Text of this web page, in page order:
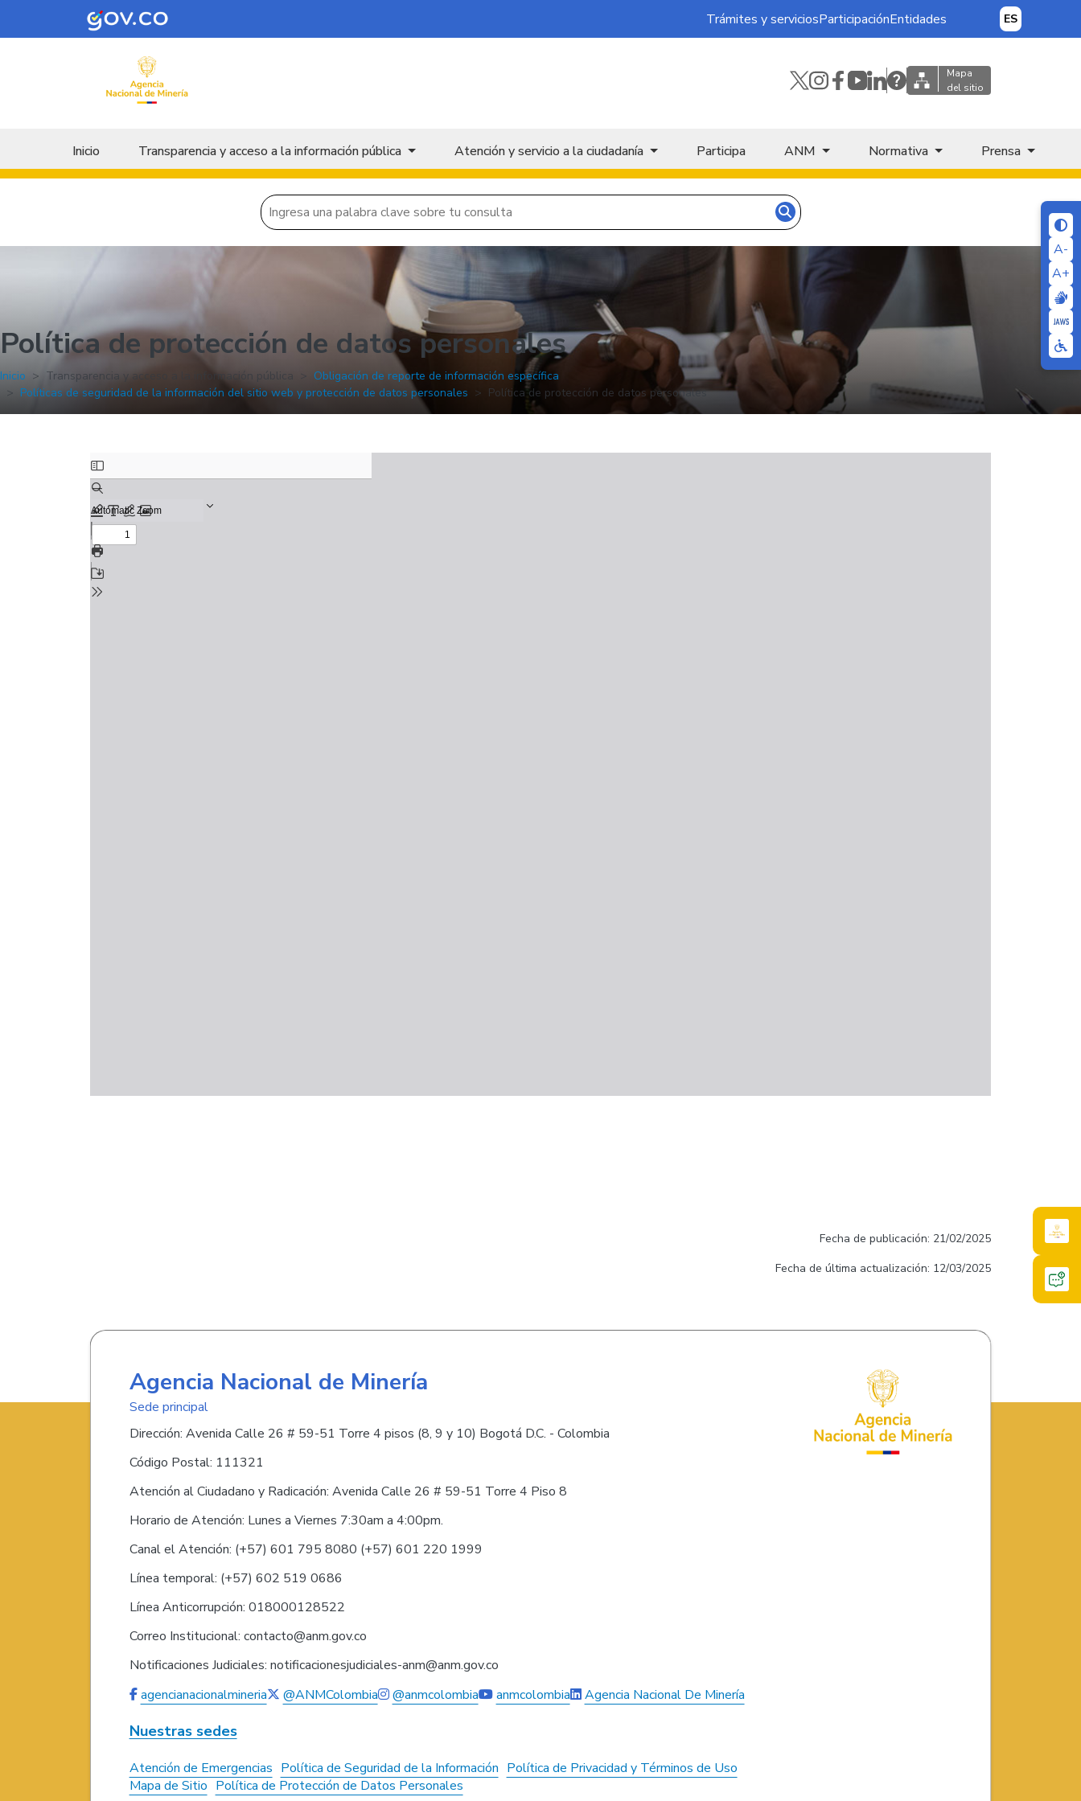
Skip to main content
A-
A+
Trámites y serviciosParticipaciónEntidades ES
Mapa
del sitio
Menu principal
Inicio Transparencia y acceso a la información pública Atención y servicio a la ciudadanía Participa ANM Normativa Prensa
Política de protección de datos personales
Inicio Transparencia y acceso a la información pública
Obligación de reporte de información específica
Políticas de seguridad de la información del sitio web y protección de datos personales
Política de protección de datos personales
Fecha de publicación: 21/02/2025
Fecha de última actualización: 12/03/2025
Agencia Nacional de Minería
Sede principal
Dirección: Avenida Calle 26 # 59-51 Torre 4 pisos (8, 9 y 10) Bogotá D.C. - Colombia
Código Postal: 111321
Atención al Ciudadano y Radicación: Avenida Calle 26 # 59-51 Torre 4 Piso 8
Horario de Atención: Lunes a Viernes 7:30am a 4:00pm.
Canal el Atención: (+57) 601 795 8080 (+57) 601 220 1999
Línea temporal: (+57) 602 519 0686
Línea Anticorrupción: 018000128522
Correo Institucional: contacto@anm.gov.co
Notificaciones Judiciales: notificacionesjudiciales-anm@anm.gov.co
agencianacionalmineria
@ANMColombia @anmcolombia anmcolombia Agencia Nacional De Minería
Nuestras sedes
Atención de Emergencias Política de Seguridad de la Información Política de Privacidad y Términos de Uso
Mapa de Sitio Política de Protección de Datos Personales